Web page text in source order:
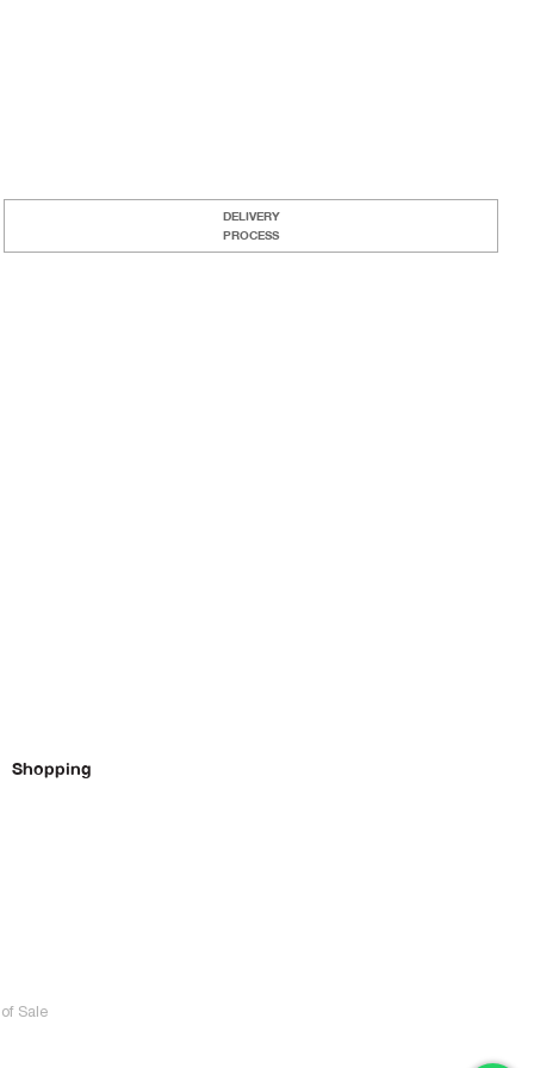
DELIVERY
PROCESS
Shopping
Sale